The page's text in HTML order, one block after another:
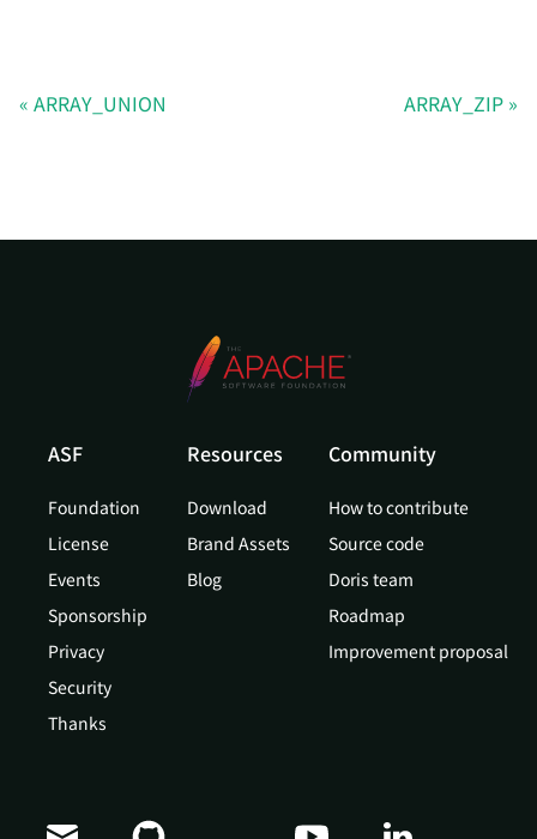
ARRAY_UNION ARRAY_ZIP
ASF
Foundation
License
Events
Sponsorship
Privacy
Security
Thanks
Resources
Download
Brand Assets
Blog
Community
How to contribute
Source code
Doris team
Roadmap
Improvement proposal